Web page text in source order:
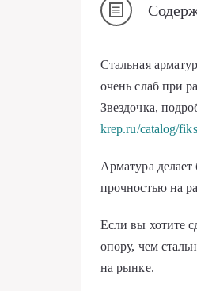
Стальная
очень слаб при
Звездочка,
krep.ru/catalog/
Арматура
прочностью на
Если вы хотите
опору, чем
на рынке.